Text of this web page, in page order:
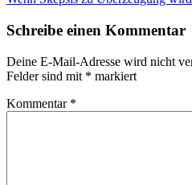
Schreibe einen Kommentar
Deine E-Mail-Adresse wird nicht
Felder sind mit * markiert
Kommentar *